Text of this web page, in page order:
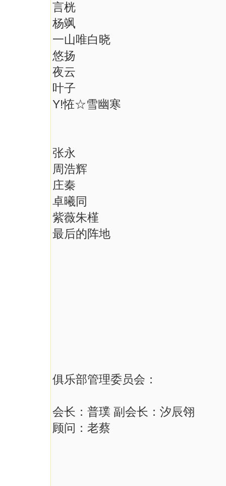
言桄
杨飒
一山唯白晓
悠扬
夜云
叶子
Y!恠☆雪幽寒
张永
周浩辉
庄秦
卓曦同
紫薇朱槿
最后的阵地
俱乐部管理委员会：
会长：普璞 副会长：汐辰翎
顾问：老蔡